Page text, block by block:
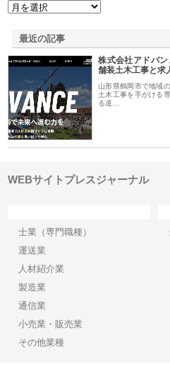
最近の記事
株式会社アドバ
舗装土木工事と求
山形県鶴岡市で地域
土木工事を手がける
る道…
WEBサイトプレスジャーナル
士業（専門職種）
運送業
人材紹介業
製造業
通信業
小売業・販売業
その他業種